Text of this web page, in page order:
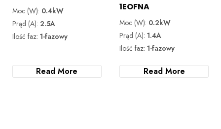
Moc (W): 0.4kW
Prąd (A): 2.5A
Ilość faz: 1-fazowy
Read More
1EOFNA
Moc (W): 0.2kW
Prąd (A):1.4A
Ilość faz:1-fazowy
Read More